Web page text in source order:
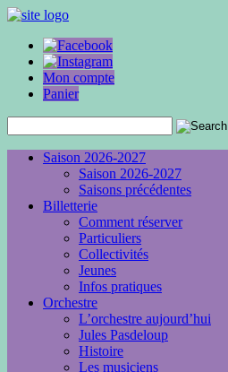
Mon compte
Panier
Saison 2026-2027
Saison 2026-2027
Saisons précédentes
Billetterie
Comment réserver
Particuliers
Collectivités
Jeunes
Infos pratiques
Orchestre
L’orchestre aujourd’hui
Jules Pasdeloup
Histoire
Les musiciens